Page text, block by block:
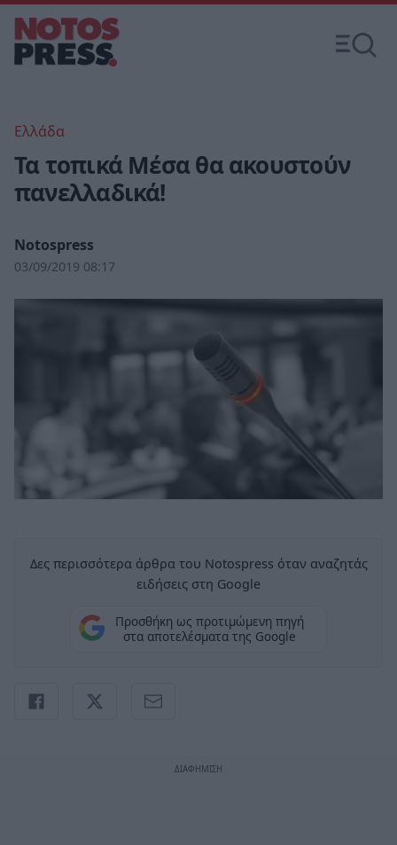
Ελλάδα
Τα τοπικά Μέσα θα ακουστούν
πανελλαδικά!
Notospress
03/09/2019 08:17
Δες περισσότερα άρθρα του Notospress όταν αναζητάς
ειδήσεις στη Google
Προσθήκη ως προτιμώμενη πηγή
στα αποτελέσματα της Google